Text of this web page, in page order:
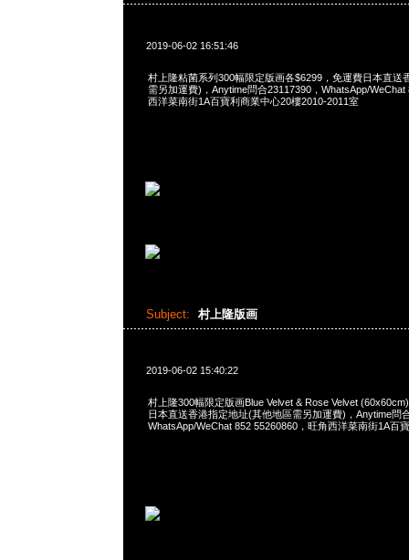
2019-06-02 16:51:46
村上隆粘菌系列300幅限定版画各$6299，免運費日本直送
需另加運費)，Anytime問合23117390，WhatsApp/WeChat
西洋菜南街1A百寶利商業中心20樓2010-2011室
Subject: 村上隆版画
2019-06-02 15:40:22
村上隆300幅限定版画Blue Velvet & Rose Velvet
日本直送香港指定地址(其他地區需另加運費)，Anytime問
WhatsApp/WeChat 852 55260860，旺角西洋菜南街1A百